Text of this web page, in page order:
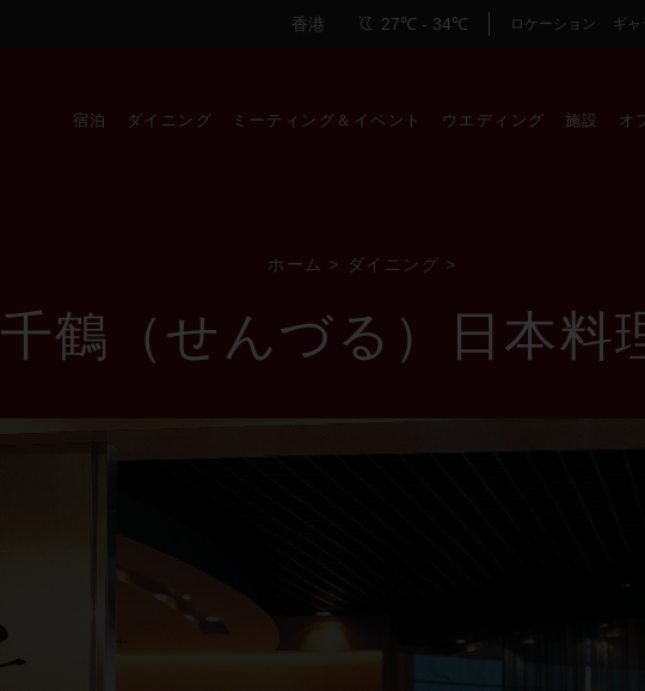
9:47 AM 27℃ - 34℃ ロケーション ギャ
宿泊 ダイニング ミーティング＆イベント ウエディング 施設 オ
ホーム > ダイニング >
千鶴（せんづる）日本料